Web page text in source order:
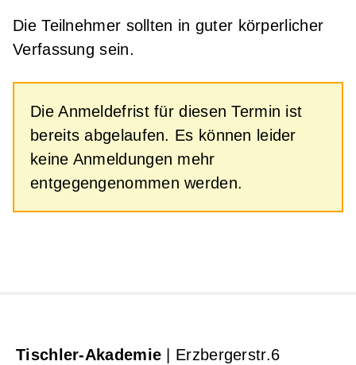
Die Teilnehmer sollten in guter körperlicher
Verfassung sein.
Die Anmeldefrist für diesen Termin ist
bereits abgelaufen. Es können leider
keine Anmeldungen mehr
entgegengenommen werden.
Tischler-Akademie | Erzbergerstr.6